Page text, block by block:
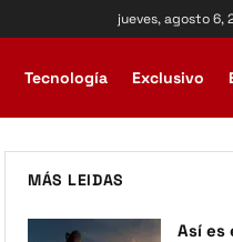
jueves, agosto 6,
Tecnología Exclusivo
MÁS LEIDAS
Así es